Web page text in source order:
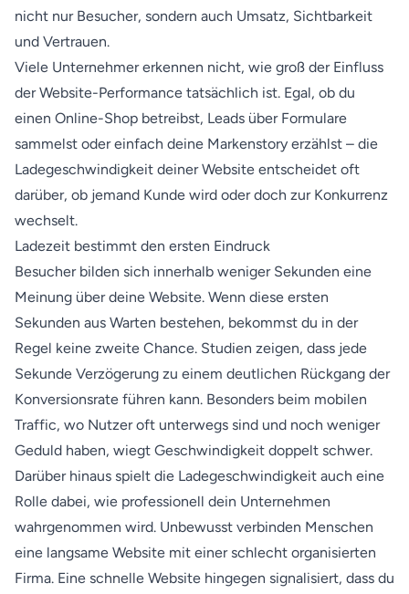
nicht nur Besucher, sondern auch Umsatz, Sichtbarkeit
und Vertrauen.
Viele Unternehmer erkennen nicht, wie groß der Einfluss
der Website-Performance tatsächlich ist. Egal, ob du
einen Online-Shop betreibst, Leads über Formulare
sammelst oder einfach deine Markenstory erzählst – die
Ladegeschwindigkeit deiner Website entscheidet oft
darüber, ob jemand Kunde wird oder doch zur Konkurrenz
wechselt.
Ladezeit bestimmt den ersten Eindruck
Besucher bilden sich innerhalb weniger Sekunden eine
Meinung über deine Website. Wenn diese ersten
Sekunden aus Warten bestehen, bekommst du in der
Regel keine zweite Chance. Studien zeigen, dass jede
Sekunde Verzögerung zu einem deutlichen Rückgang der
Konversionsrate führen kann. Besonders beim mobilen
Traffic, wo Nutzer oft unterwegs sind und noch weniger
Geduld haben, wiegt Geschwindigkeit doppelt schwer.
Darüber hinaus spielt die Ladegeschwindigkeit auch eine
Rolle dabei, wie professionell dein Unternehmen
wahrgenommen wird. Unbewusst verbinden Menschen
eine langsame Website mit einer schlecht organisierten
Firma. Eine schnelle Website hingegen signalisiert, dass du